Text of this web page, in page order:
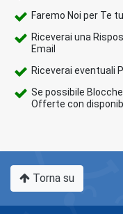
Faremo Noi per Te
Riceverai una
Email
Riceverai eventuali
Se possibile
Offerte con
Torna su